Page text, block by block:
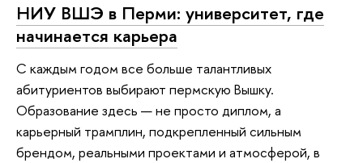
НИУ ВШЭ в Перми: университет, где
начинается карьера
С каждым годом все больше талантливых
абитуриентов выбирают пермскую Вышку.
Образование здесь — не просто диплом, а
карьерный трамплин, подкрепленный сильным
брендом, реальными проектами и атмосферой, в